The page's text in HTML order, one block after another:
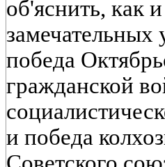
об'яснить, как
замечательных
победа
гражданской
и победа